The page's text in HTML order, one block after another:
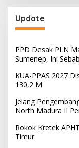
Update
PPD Desak PLN
Sumenep, Ini
KUA-PPAS 2027
130,2 M
Jelang
North Madura II
Rokok Kretek
Timur